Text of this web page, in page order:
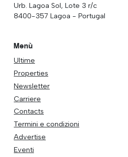
Urb. Lagoa Sol, Lote 3 r/c
8400-357 Lagoa - Portugal
Menù
Ultime
Properties
Newsletter
Carriere
Contacts
Termini e condizioni
Advertise
Eventi